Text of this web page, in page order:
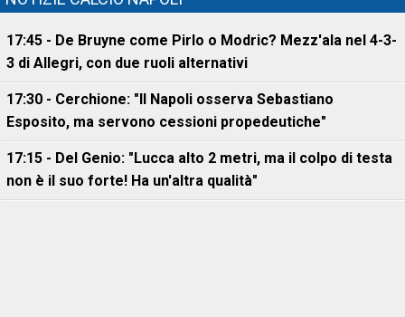
17:45 - De Bruyne come Pirlo o Modric? Mezz'ala nel 4-3-
3 di Allegri, con due ruoli alternativi
17:30 - Cerchione: "Il Napoli osserva Sebastiano
Esposito, ma servono cessioni propedeutiche"
17:15 - Del Genio: "Lucca alto 2 metri, ma il colpo di testa
non è il suo forte! Ha un'altra qualità"